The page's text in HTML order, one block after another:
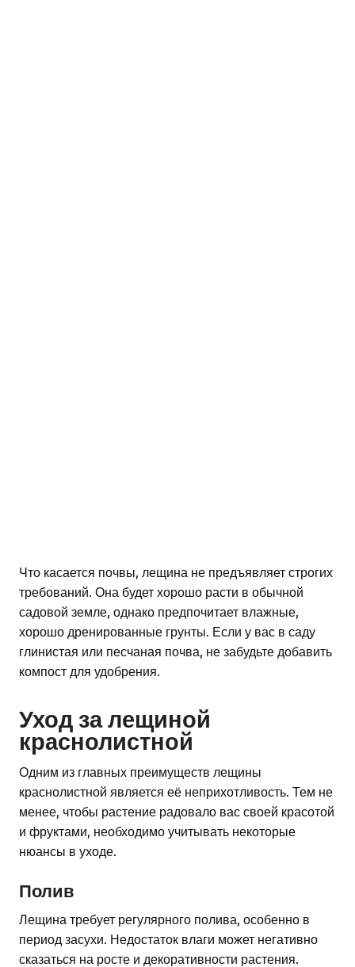
Что касается почвы, лещина не предъявляет строгих
требований. Она будет хорошо расти в обычной
садовой земле, однако предпочитает влажные,
хорошо дренированные грунты. Если у вас в саду
глинистая или песчаная почва, не забудьте добавить
компост для удобрения.
Уход за лещиной
краснолистной
Одним из главных преимуществ лещины
краснолистной является её неприхотливость. Тем не
менее, чтобы растение радовало вас своей красотой
и фруктами, необходимо учитывать некоторые
нюансы в уходе.
Полив
Лещина требует регулярного полива, особенно в
период засухи. Недостаток влаги может негативно
сказаться на росте и декоративности растения.